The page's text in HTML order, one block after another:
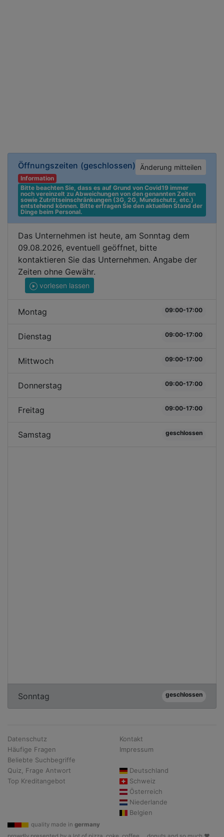
Öffnungszeiten (geschlossen) Änderung mitteilen
Information
Bitte beachten Sie, dass es auf Grund von Covid19 immer
noch vereinzelt zu Abweichungen von den genannten Zeiten
sowie Zutrittseinschränkungen (3G, 2G, Mundschutz, etc.)
entstehend können. Bitte erfragen Sie den aktuellen Stand der
Dinge beim Personal.
Das Unternehmen ist heute, am Sonntag dem
09.08.2026, eventuell geöffnet, bitte
kontaktieren Sie das Unternehmen. Angabe der
Zeiten ohne Gewähr.
vorlesen lassen
Montag 09:00-17:00
Dienstag 09:00-17:00
Mittwoch 09:00-17:00
Donnerstag 09:00-17:00
Freitag 09:00-17:00
Samstag geschlossen
Sonntag geschlossen
Datenschutz
Häufige Fragen
Beliebte Suchbegriffe
Quiz, Frage Antwort
Top Kreditangebot
Kontakt
Impressum
Deutschland
Schweiz
Österreich
Niederlande
Belgien
quality made in germany